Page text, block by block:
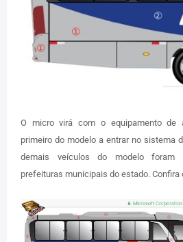
O micro virá com o equipamento de
primeiro do modelo a entrar no sistema
demais veículos do modelo foram
prefeituras municipais do estado. Confira